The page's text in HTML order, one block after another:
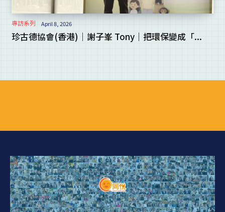
專訪系列 April 8, 2026
珍古德協會(香港)｜謝子峯 Tony｜把環保變成「...